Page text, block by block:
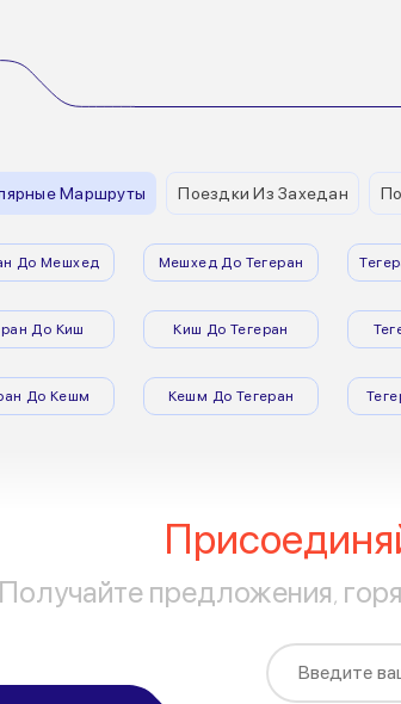
Маршруты Поездки Из Захедан
До Мешхед Мешхед До Тегеран
До Киш Киш До Тегеран
До Кешм Кешм До Тегеран
Получайте предложения,